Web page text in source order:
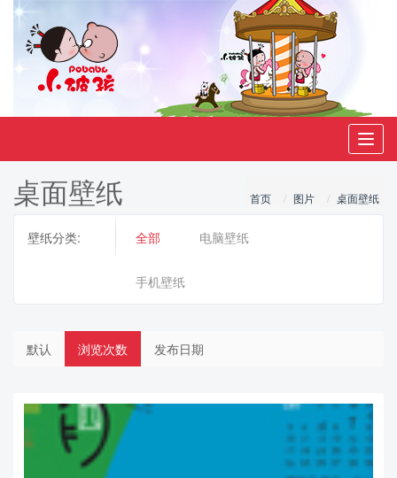
桌面壁纸 首页 图片 桌面壁纸
壁纸分类: 全部 电脑壁纸
手机壁纸
默认 浏览次数 发布日期